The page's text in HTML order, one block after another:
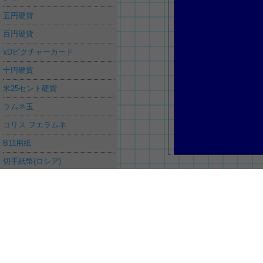
五円硬貨
百円硬貨
xDピクチャーカード
十円硬貨
米25セント硬貨
ラムネ玉
コリス フエラムネ
B11用紙
切手紙幣(ロシア)